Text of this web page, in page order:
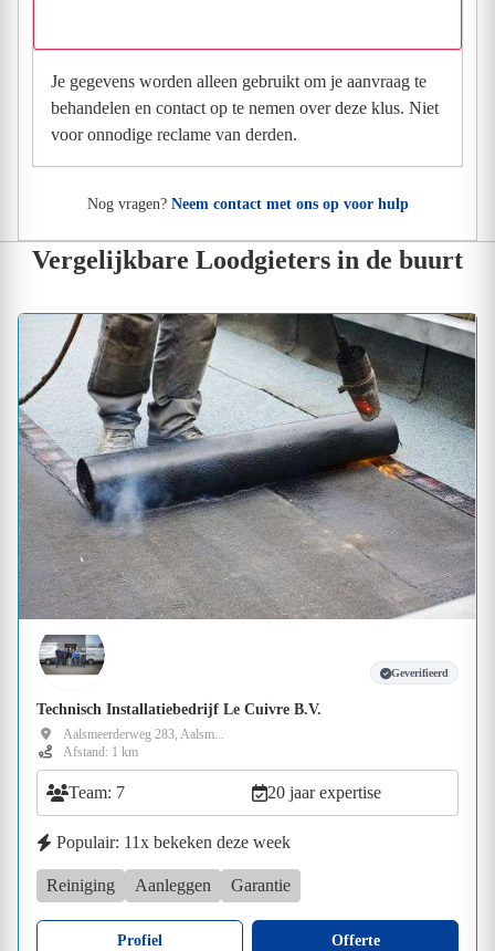
Je gegevens worden alleen gebruikt om je aanvraag te
behandelen en contact op te nemen over deze klus. Niet
voor onnodige reclame van derden.
Nog vragen? Neem contact met ons op voor hulp
Vergelijkbare Loodgieters in de buurt
Geverifieerd
Technisch Installatiebedrijf Le Cuivre B.V.
Aalsmeerderweg 283, Aalsm...
Afstand: 1 km
Team: 7 20 jaar expertise
Populair: 11x bekeken deze week
Reiniging Aanleggen Garantie
Profiel Offerte